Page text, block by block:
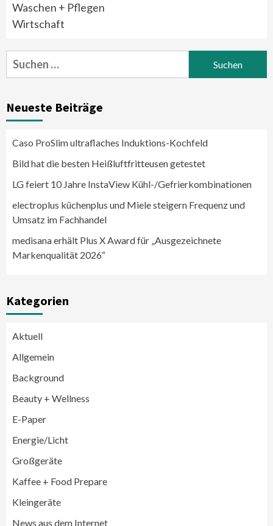
Waschen + Pflegen
Wirtschaft
Suchen
nach:
Neueste Beiträge
Caso ProSlim ultraflaches Induktions-Kochfeld
Bild hat die besten Heißluftfritteusen getestet
LG feiert 10 Jahre InstaView Kühl-/Gefrierkombinationen
electroplus küchenplus und Miele steigern Frequenz und
Umsatz im Fachhandel
medisana erhält Plus X Award für „Ausgezeichnete
Markenqualität 2026“
Kategorien
Aktuell
Allgemein
Background
Beauty + Wellness
E-Paper
Energie/Licht
Großgeräte
Kaffee + Food Prepare
Kleingeräte
News aus dem Internet
3
LG feiert 10 Jahre InstaView